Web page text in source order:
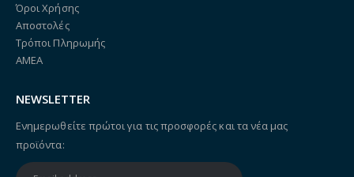
Όροι Χρήσης
Αποστολές
Τρόποι Πληρωμής
ΑΜΕΑ
NEWSLETTER
Ενημερωθείτε πρώτοι για τις προσφορές και τα νέα μας
προϊόντα: